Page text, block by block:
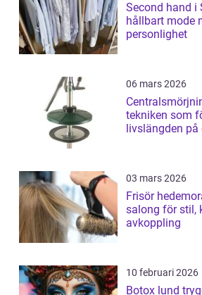
Second hand i
hållbart mode
personlighet
06 mars 2026
Centralsmörjning så
tekniken som
livslängden
03 mars 2026
Frisör hedemora så hittar du
salong för stil,
avkoppling
10 februari 2026
Botox lund trygg behandling för